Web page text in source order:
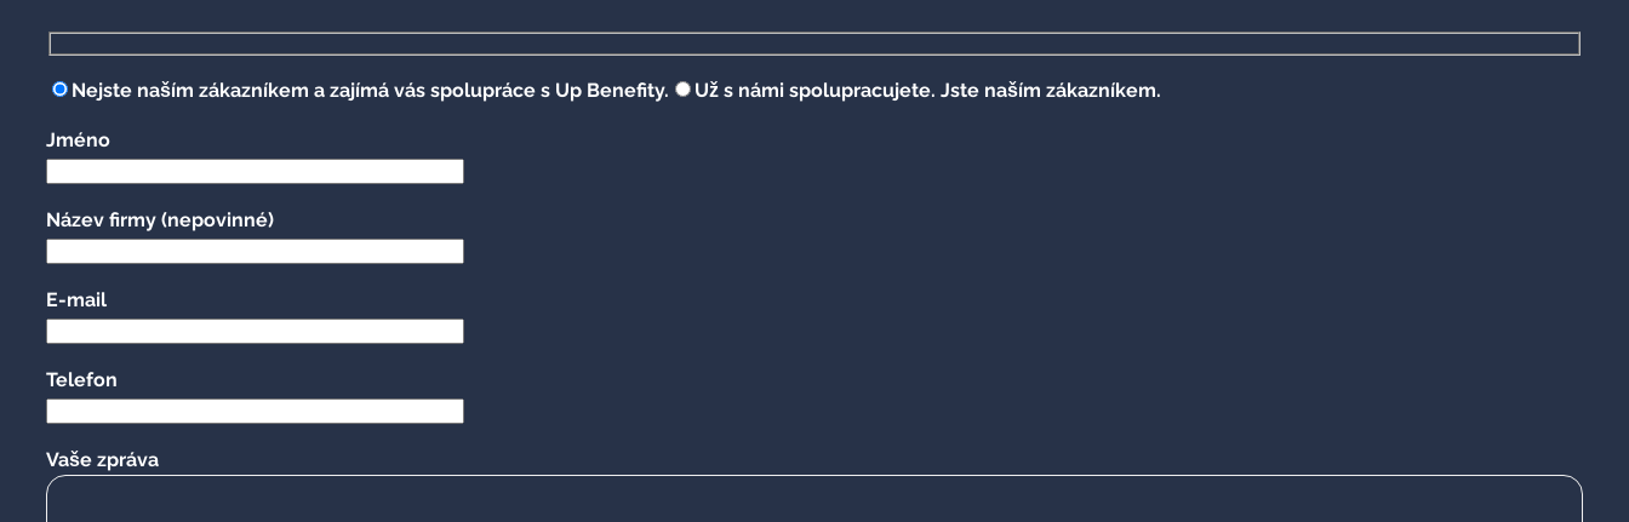
Nejste naším zákazníkem a zajímá vás spolupráce s Up Benefity. Už s námi spolupracujete. Jste naším zákazníkem.
Jméno
Název firmy (nepovinné)
E-mail
Telefon
Vaše zpráva